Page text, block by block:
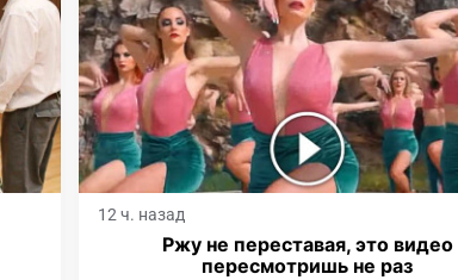
12 ч. назад
Ржу не переставая, это видео
пересмотришь не раз